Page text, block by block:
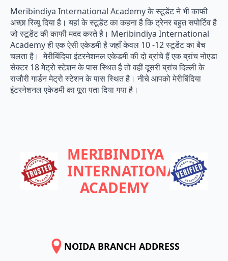
Meribindiya International Academy के स्टूडेंट ने भी काफी
अच्छा रिव्यू दिया है। यहां के स्टूडेंट का कहना है कि ट्रेनर बहुत सपोर्टिव है
जो स्टूडेंट की काफी मदद करते है। Meribindiya International
Academy ही एक ऐसी एकेडमी है जहाँ केवल 10 -12 स्टूडेंट का बैच
चलता है। मेरीबिंदिया इंटरनेशनल एकेडमी की दो ब्रांचे हैं एक ब्रांच नोएडा
सेक्टर 18 मेट्रो स्टेशन के पास स्थित है तो वहीं दूसरी ब्रांच दिल्ली के
राजौरी गार्डन मेट्रो स्टेशन के पास स्थित है। नीचे आपको मेरीबिंदिया
इंटरनेशनल एकेडमी का पूरा पता दिया गया है।
MERIBINDIYA
INTERNATIONAL
ACADEMY
NOIDA BRANCH ADDRESS